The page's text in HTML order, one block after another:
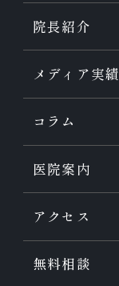
院長紹介
メディア実績
コラム
医院案内
アクセス
無料相談